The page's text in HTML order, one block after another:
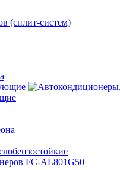
(сплит-систем)
FC-AL801G50